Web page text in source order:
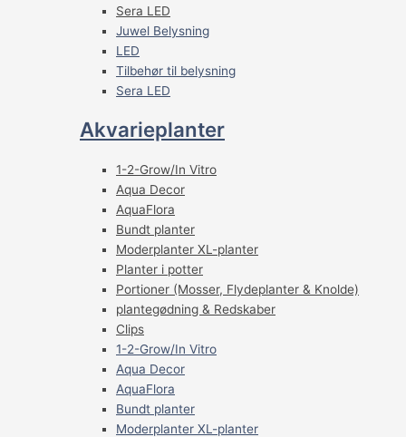
Sera LED
Juwel Belysning
LED
Tilbehør til belysning
Sera LED
Akvarieplanter
1-2-Grow/In Vitro
Aqua Decor
AquaFlora
Bundt planter
Moderplanter XL-planter
Planter i potter
Portioner (Mosser, Flydeplanter & Knolde)
plantegødning & Redskaber
Clips
1-2-Grow/In Vitro
Aqua Decor
AquaFlora
Bundt planter
Moderplanter XL-planter